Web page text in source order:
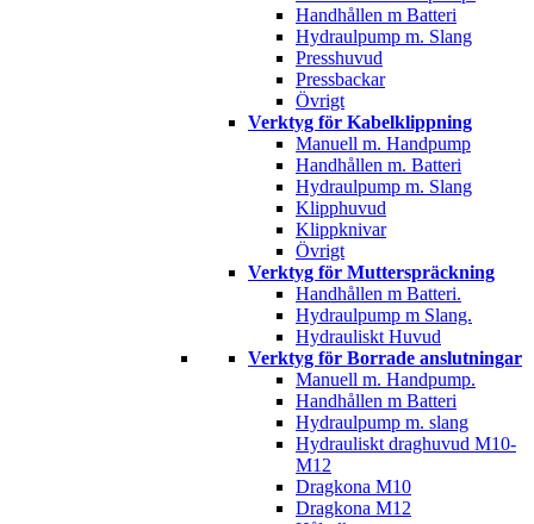
Handhållen m Batteri
Hydraulpump m. Slang
Presshuvud
Pressbackar
Övrigt
Verktyg för Kabelklippning
Manuell m. Handpump
Handhållen m. Batteri
Hydraulpump m. Slang
Klipphuvud
Klippknivar
Övrigt
Verktyg för Mutterspräckning
Handhållen m Batteri.
Hydraulpump m Slang.
Hydrauliskt Huvud
Verktyg för Borrade anslutningar
Manuell m. Handpump.
Handhållen m Batteri
Hydraulpump m. slang
Hydrauliskt draghuvud M10-
M12
Dragkona M10
Dragkona M12